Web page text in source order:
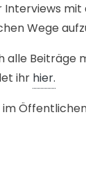
Interviews
Wege
alle Beiträge
ihr hier.